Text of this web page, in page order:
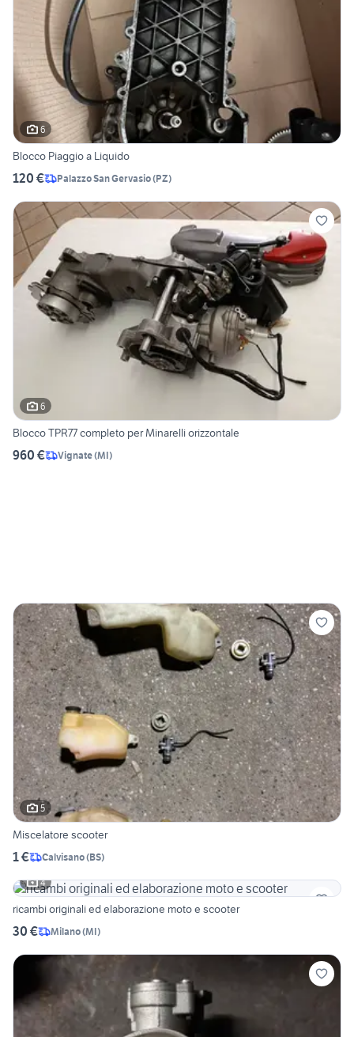
6
Blocco Piaggio a Liquido
120 € Palazzo San Gervasio(PZ)
6
Blocco TPR77 completo per Minarelli orizzontale
960 € Vignate(MI)
5
Miscelatore scooter
1 € Calvisano(BS)
4
ricambi originali ed elaborazione moto e scooter
30 € Milano(MI)